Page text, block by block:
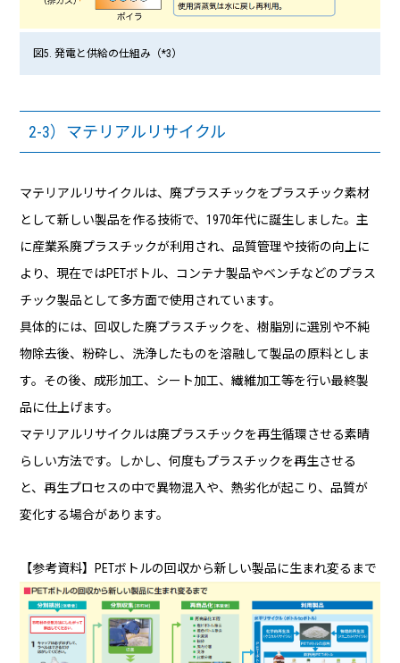
図5. 発電と供給の仕組み（*3）
2-3）マテリアルリサイクル
マテリアルリサイクルは、廃プラスチックをプラスチック素材
として新しい製品を作る技術で、1970年代に誕生しました。主
に産業系廃プラスチックが利用され、品質管理や技術の向上に
より、現在ではPETボトル、コンテナ製品やベンチなどのプラス
チック製品として多方面で使用されています。
具体的には、回収した廃プラスチックを、樹脂別に選別や不純
物除去後、粉砕し、洗浄したものを溶融して製品の原料としま
す。その後、成形加工、シート加工、繊維加工等を行い最終製
品に仕上げます。
マテリアルリサイクルは廃プラスチックを再生循環させる素晴
らしい方法です。しかし、何度もプラスチックを再生させる
と、再生プロセスの中で異物混入や、熱劣化が起こり、品質が
変化する場合があります。
【参考資料】PETボトルの回収から新しい製品に生まれ変るまで